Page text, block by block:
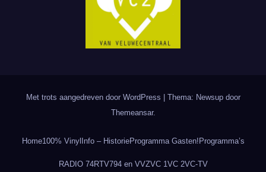
Met trots aangedreven door WordPress
Thema: Newsup door
Themeansar.
Home100% Vinyl Info – HistorieProgramma Gasten! Programma’s
RADIO 74RTV794 en VVZVC 1VC 2VC-TV